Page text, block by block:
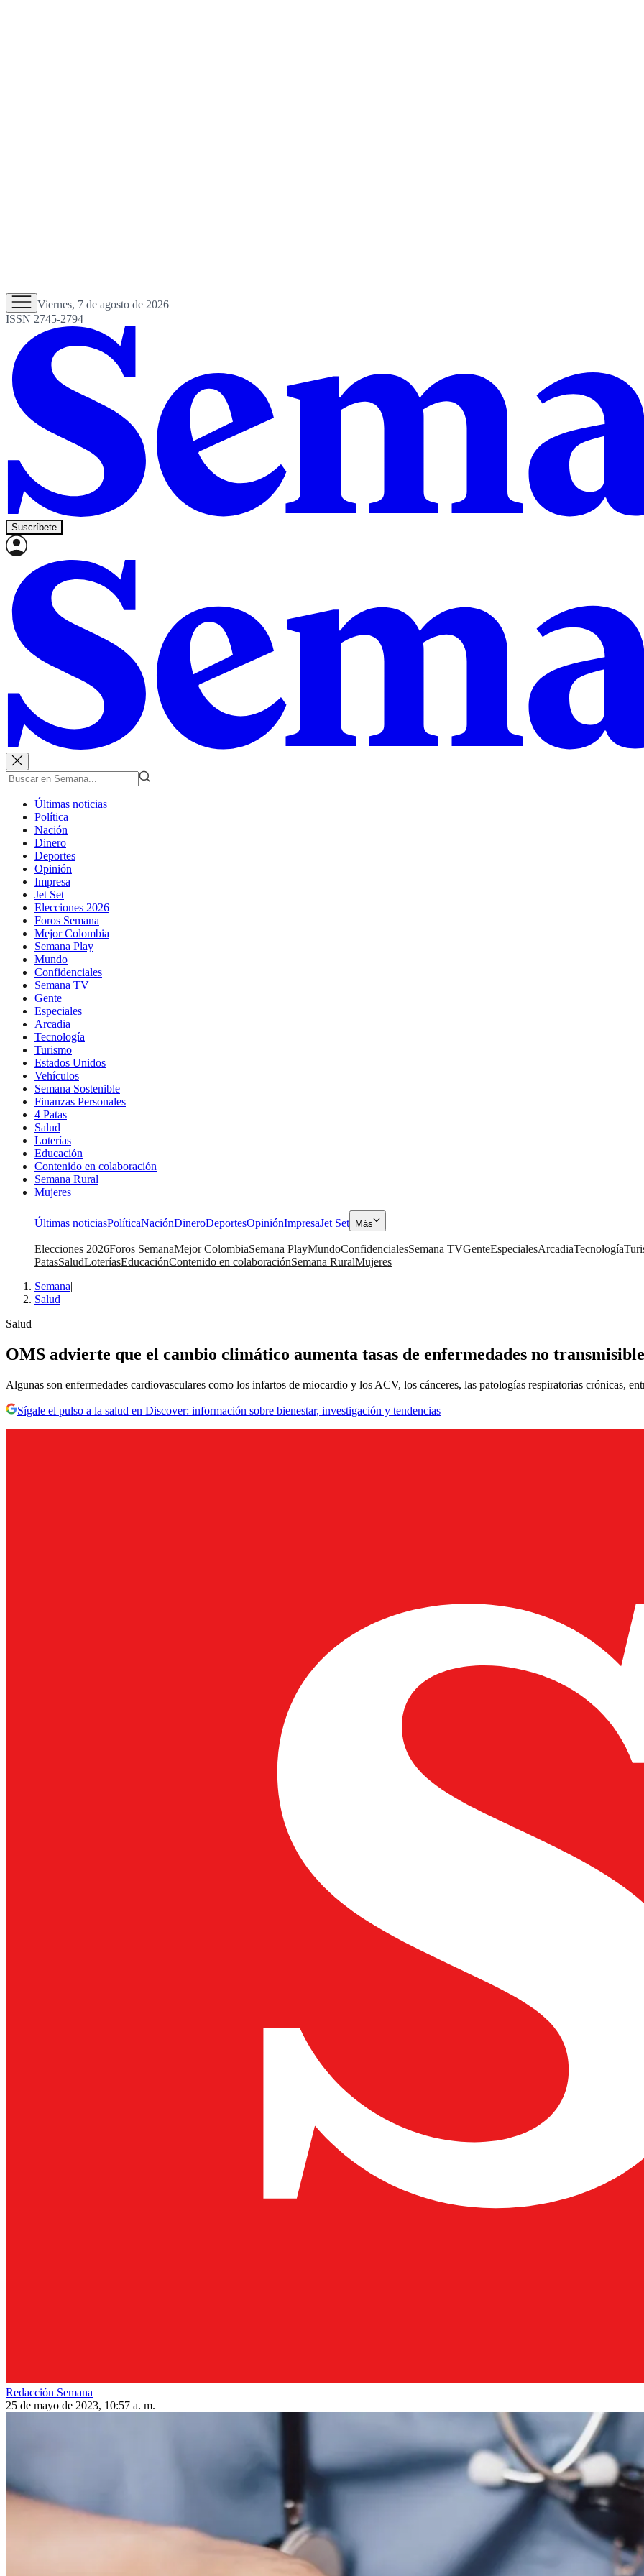
Viernes, 7 de agosto de 2026
ISSN 2745-2794
Suscríbete
Últimas noticias
Política
Nación
Dinero
Deportes
Opinión
Impresa
Jet Set
Elecciones 2026
Foros Semana
Mejor Colombia
Semana Play
Mundo
Confidenciales
Semana TV
Gente
Especiales
Arcadia
Tecnología
Turismo
Estados Unidos
Vehículos
Semana Sostenible
Finanzas Personales
4 Patas
Salud
Loterías
Educación
Contenido en colaboración
Semana Rural
Mujeres
Últimas noticiasPolíticaNaciónDineroDeportesOpiniónImpresaJet Set Más
Elecciones 2026Foros SemanaMejor ColombiaSemana PlayMundoConfidencialesSemana TVGenteEspecialesArcadiaTecnología
PatasSaludLoteríasEducaciónContenido en colaboraciónSemana RuralMujeres
Semana|
Salud
Salud
OMS advierte que el cambio climático aumenta tasas de enfermedades no
Algunas son enfermedades cardiovasculares como los infartos de miocardio y los ACV, los cánceres, las patologías respiratorias crónicas,
Sígale el pulso a la salud en Discover: información sobre bienestar, investigación y tendencias
Redacción Semana
25 de mayo de 2023, 10:57 a. m.